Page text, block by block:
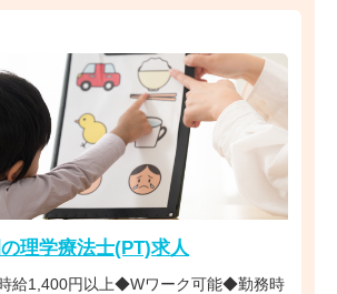
理学療法士(PT)求人
給1,400円以上◆Wワーク可能◆勤務時